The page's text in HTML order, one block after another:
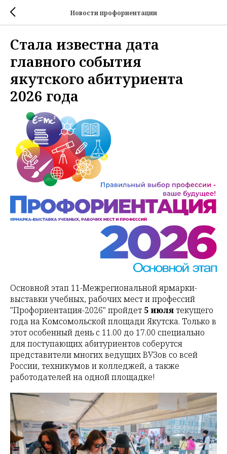
Новости профориентации
Стала известна дата
главного события
якутского абитуриента
2026 года
Основной этап 11-Межрегиональной ярмарки-
выставки учебных, рабочих мест и профессий
"Профориентация-2026" пройдет 5 июлятекущего
года на Комсомольской площади Якутска. Только в
этот особенный день с 11.00 до 17.00 специально
для поступающих абитуриентов соберутся
представители многих ведущих ВУЗов со всей
России, техникумов и колледжей, а также
работодателей на одной площадке!